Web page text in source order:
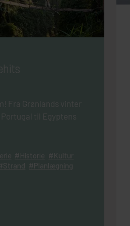
Fra Grønlands vinter
til Egyptens
Historie
Kultur
Strand
Planlægning